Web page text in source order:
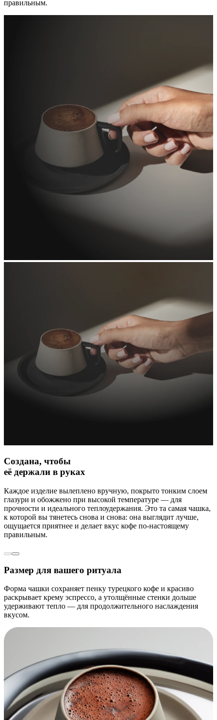
правильным.
Создана, чтобы
её держали в руках
Каждое изделие вылеплено вручную, покрыто тонким слоем
глазури и обожжено при высокой температуре — для
прочности и идеального теплоудержания. Это та самая чашка,
к которой вы тянетесь снова и снова: она выглядит лучше,
ощущается приятнее и делает вкус кофе по-настоящему
правильным.
Размер для вашего ритуала
Форма чашки сохраняет пенку турецкого кофе и красиво
раскрывает крему эспрессо, а утолщённые стенки дольше
удерживают тепло — для продолжительного наслаждения
вкусом.